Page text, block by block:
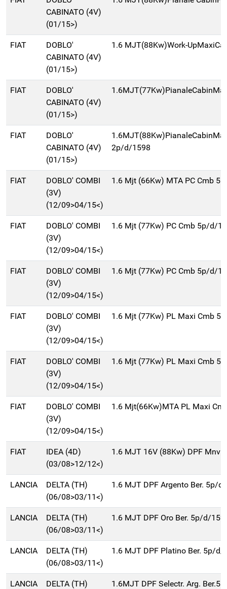
CABINATO (4V)
(01/15>)
FIAT
DOBLO'
CABINATO (4V)
(01/15>)
1.6 MJT(88Kw)Work-
FIAT
DOBLO'
CABINATO (4V)
(01/15>)
FIAT
DOBLO'
CABINATO (4V)
(01/15>)
2p/d/1598
FIAT
DOBLO' COMBI
(3V)
(12/09>04/15<)
1.6 Mjt (66Kw) MTA PC Cmb
FIAT
DOBLO' COMBI
(3V)
(12/09>04/15<)
1.6 Mjt (77Kw) PC Cmb 5p/d/
FIAT
DOBLO' COMBI
(3V)
(12/09>04/15<)
1.6 Mjt (77Kw) PC Cmb 5p/d/
FIAT
DOBLO' COMBI
(3V)
(12/09>04/15<)
1.6 Mjt (77Kw) PL Maxi Cmb
FIAT
DOBLO' COMBI
(3V)
(12/09>04/15<)
1.6 Mjt (77Kw) PL Maxi Cmb
FIAT
DOBLO' COMBI
(3V)
(12/09>04/15<)
1.6 Mjt(66Kw)MTA PL Maxi
FIAT
IDEA (4D)
(03/08>12/12<)
1.6 MJT 16V (88Kw) DPF Mnv
LANCIA
DELTA (TH)
(06/08>03/11<)
1.6 MJT DPF Argento Ber. 5p/
LANCIA
DELTA (TH)
(06/08>03/11<)
1.6 MJT DPF Oro Ber. 5p/d/
LANCIA
DELTA (TH)
(06/08>03/11<)
1.6 MJT DPF Platino Ber. 5p/d/
LANCIA
DELTA (TH)
1.6MJT DPF Selectr. Arg.